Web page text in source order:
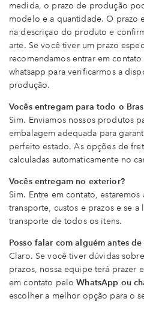
medida, o prazo de produção
modelo e a quantidade. O prazo
na descriçao do produto e
arte. Se você tiver um prazo
recomendamos entrar em
whatsapp para verificarmos a
produção.
Vocês entregam para todo o
Sim. Enviamos nossos produtos
embalagem adequada para
perfeito estado. As opções de
calculadas automaticamente no
Vocês entregam no exterior?
Sim. Entre em contato,
transporte, custos e prazos e se
transporte de todos os itens.
Posso falar com alguém antes
Claro. Se você tiver dúvidas
prazos, nossa equipe terá prazer
em contato peloWhatsApp ou
escolher a melhor opção para o